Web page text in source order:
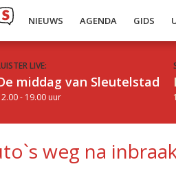
NIEUWS AGENDA GIDS
LIVE:
middag van Sleutelstad
- 19.00 uur
weg na